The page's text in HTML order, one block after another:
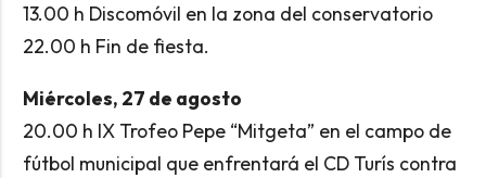
13.00 h Discomóvil en la zona del conservatorio
22.00 h Fin de fiesta.
Miércoles, 27 de agosto
20.00 h IX Trofeo Pepe “Mitgeta” en el campo de
fútbol municipal que enfrentará el CD Turís contra